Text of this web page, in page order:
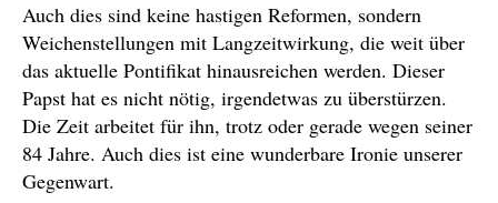
Auch dies sind keine hastigen Reformen, sondern
Weichenstellungen mit Langzeitwirkung, die weit über
das aktuelle Pontifikat hinausreichen werden. Dieser
Papst hat es nicht nötig, irgendetwas zu überstürzen.
Die Zeit arbeitet für ihn, trotz oder gerade wegen seiner
84 Jahre. Auch dies ist eine wunderbare Ironie unserer
Gegenwart.